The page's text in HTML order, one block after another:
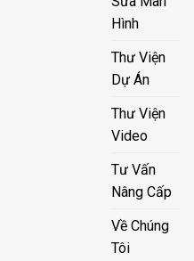
Hình
Thư Viện
Dự Án
Thư Viện
Video
Tư Vấn
Nâng Cấp
Về Chúng
Tôi